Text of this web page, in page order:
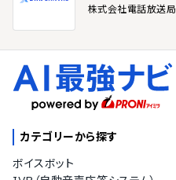
株式会社電話放送局
カテゴリーから探す
ボイスボット